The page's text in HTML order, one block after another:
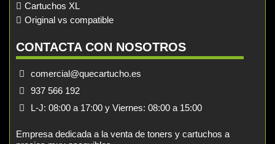
Cartuchos XL
Original vs compatible
CONTACTA CON NOSOTROS
comercial@quecartucho.es
937 566 192
L-J: 08:00 a 17:00 y Viernes: 08:00 a 15:00
Empresa dedicada a la venta de toners y cartuchos a